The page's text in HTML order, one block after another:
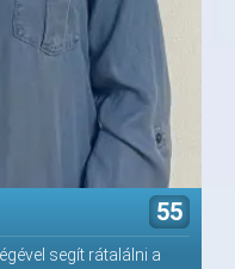
55
segít rátalálni a